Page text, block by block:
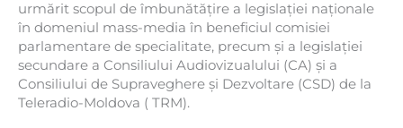
urmărit scopul de îmbunătățire a legislației naționale
în domeniul mass-media în beneficiul comisiei
parlamentare de specialitate, precum și a legislației
secundare a Consiliului Audiovizualului (CA) și a
Consiliului de Supraveghere și Dezvoltare (CSD) de la
Teleradio-Moldova ( TRM).